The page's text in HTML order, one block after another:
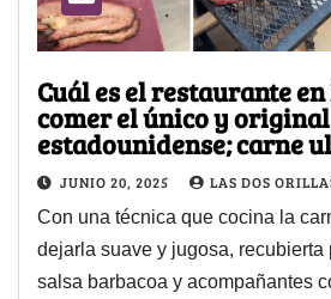
Cuál es el restaurante
comer el único y
estadounidense; carne
JUNIO 20, 2025 LAS DOS
Con una técnica que cocina la
dejarla suave y jugosa, recubierta
salsa barbacoa y acompañantes